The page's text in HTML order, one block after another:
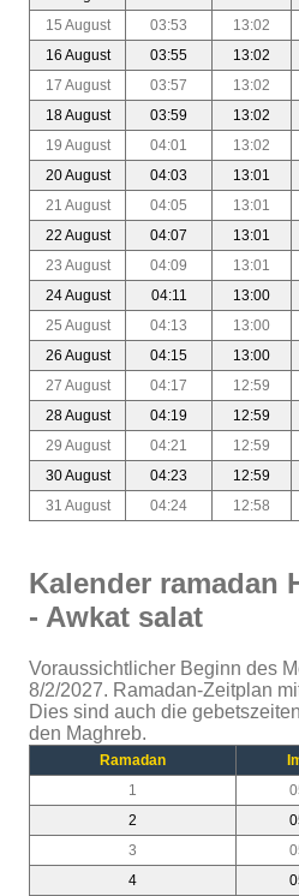
15 August
03:53 13:02
16 August
03:55 13:02
17 August
03:57 13:02
18 August
03:59 13:02
19 August
04:01 13:02
20 August
04:03 13:01
21 August
04:05 13:01
22 August
04:07 13:01
23 August
04:09 13:01
24 August
04:11 13:00
25 August
04:13 13:00
26 August
04:15 13:00
27 August
04:17 12:59
28 August
04:19 12:59
29 August
04:21 12:59
30 August
04:23 12:59
31 August
04:24 12:58
Kalender ramadan
- Awkat salat
Voraussichtlicher Beginn des
8/2/2027. Ramadan-Zeitplan
Dies sind auch die
den Maghreb.
Ramadan
1
2
3
4